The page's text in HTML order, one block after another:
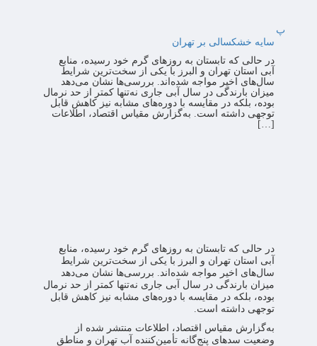
پ
سایه خشکسالی بر تهران
در حالی که تابستان به روزهای گرم خود رسیده، منابع
آبی استان تهران و البرز با یکی از سخت‌ترین شرایط
سال‌های اخیر مواجه شده‌اند. بررسی‌ها نشان می‌دهد
میزان بارندگی در سال آبی جاری نه‌تنها کمتر از حد نرمال
بوده، بلکه در مقایسه با دوره‌های مشابه نیز کاهش قابل
توجهی داشته است. به‌گزارش مقیاس اقتصاد، اطلاعات
[…]
در حالی که تابستان به روزهای گرم خود رسیده، منابع
آبی استان تهران و البرز با یکی از سخت‌ترین شرایط
سال‌های اخیر مواجه شده‌اند. بررسی‌ها نشان می‌دهد
میزان بارندگی در سال آبی جاری نه‌تنها کمتر از حد نرمال
بوده، بلکه در مقایسه با دوره‌های مشابه نیز کاهش قابل
توجهی داشته است.
به‌گزارش مقیاس اقتصاد، اطلاعات منتشر شده از
وضعیت سدهای پنج‌گانه تأمین‌کننده آب تهران و مناطق